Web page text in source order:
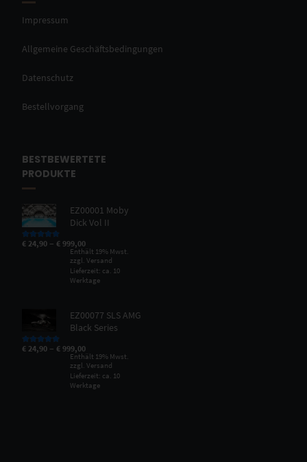
Impressum
Allgemeine Geschäftsbedingungen
Datenschutz
Bestellvorgang
BESTBEWERTETE
PRODUKTE
EZ00001 Moby
Dick Vol II
Bewertet mit
von 5
€ 24,90 –€ 999,00
Enthält 19% Mwst.
zzgl.Versand
Lieferzeit: ca. 10
Werktage
EZ00077 SLS AMG
Black Series
Bewertet mit
von 5
€ 24,90 –€ 999,00
Enthält 19% Mwst.
zzgl.Versand
Lieferzeit: ca. 10
Werktage